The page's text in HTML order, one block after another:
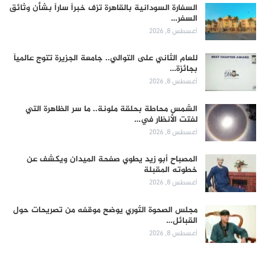
السفارة السودانية بالقاهرة تزف خبراً ساراً بشأن وثائق
السفر…
أغسطس 8, 2026
للعام الثاني على التوالي.. جامعة الجزيرة تتوج عالمياً
بجائزة…
أغسطس 8, 2026
الشمس محاطة بحلقة ملونة.. ما سر الظاهرة التي
لفتت الأنظار في…
أغسطس 8, 2026
المصباح أبو زيد يطوي صفحة الميدان ويكشف عن
خطوته المقبلة
أغسطس 8, 2026
مجلس الصحوة الثوري يوضح موقفه من تصريحات حول
القبائل…
أغسطس 8, 2026